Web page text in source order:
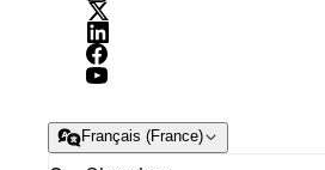
Français (France)